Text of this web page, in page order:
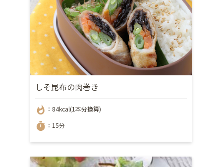
しそ昆布の肉巻き
whatshot ：84kcal(1本分換算)
timer ：15分